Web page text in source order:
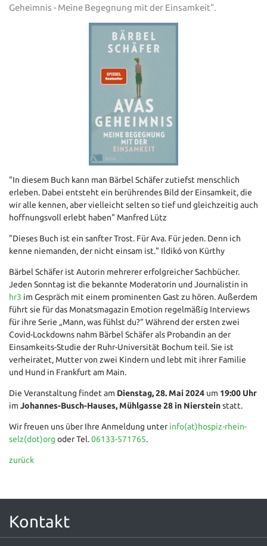
Geheimnis - Meine Begegnung mit der Einsamkeit".
"In diesem Buch kann man Bärbel Schäfer zutiefst menschlich
erleben. Dabei entsteht ein berührendes Bild der Einsamkeit, die
wir alle kennen, aber vielleicht selten so tief und gleichzeitig auch
hoffnungsvoll erlebt haben" Manfred Lütz
"Dieses Buch ist ein sanfter Trost. Für Ava. Für jeden. Denn ich
kenne niemanden, der nicht einsam ist." Ildikó von Kürthy
Bärbel Schäfer ist Autorin mehrerer erfolgreicher Sachbücher.
Jeden Sonntag ist die bekannte Moderatorin und Journalistin in
hr3 im Gespräch mit einem prominenten Gast zu hören. Außerdem
führt sie für das Monatsmagazin Emotion regelmäßig Interviews
für ihre Serie „Mann, was fühlst du?“ Während der ersten zwei
Covid-Lockdowns nahm Bärbel Schäfer als Probandin an der
Einsamkeits-Studie der Ruhr-Universität Bochum teil. Sie ist
verheiratet, Mutter von zwei Kindern und lebt mit ihrer Familie
und Hund in Frankfurt am Main.
Die Veranstaltung findet am Dienstag, 28. Mai 2024 um 19:00 Uhr
im Johannes-Busch-Hauses, Mühlgasse 28 in Niersteinstatt.
Wir freuen uns über Ihre Anmeldung unterinfo(at)hospiz-rhein-
selz(dot)org oder Tel.06133-571765.
zurück
Kontakt